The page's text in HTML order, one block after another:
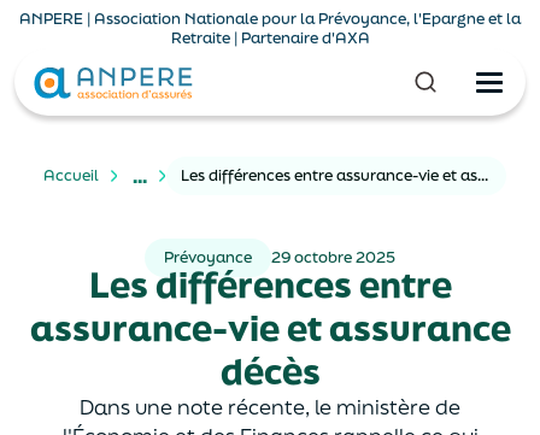
ANPERE | Association Nationale pour la Prévoyance, l'Epargne et la
Retraite | Partenaire d'AXA
Accueil ... Les différences entre assurance-vie et assurance décès
Prévoyance 29 octobre 2025
Les différences entre
assurance-vie et assurance
décès
Dans une note récente, le ministère de